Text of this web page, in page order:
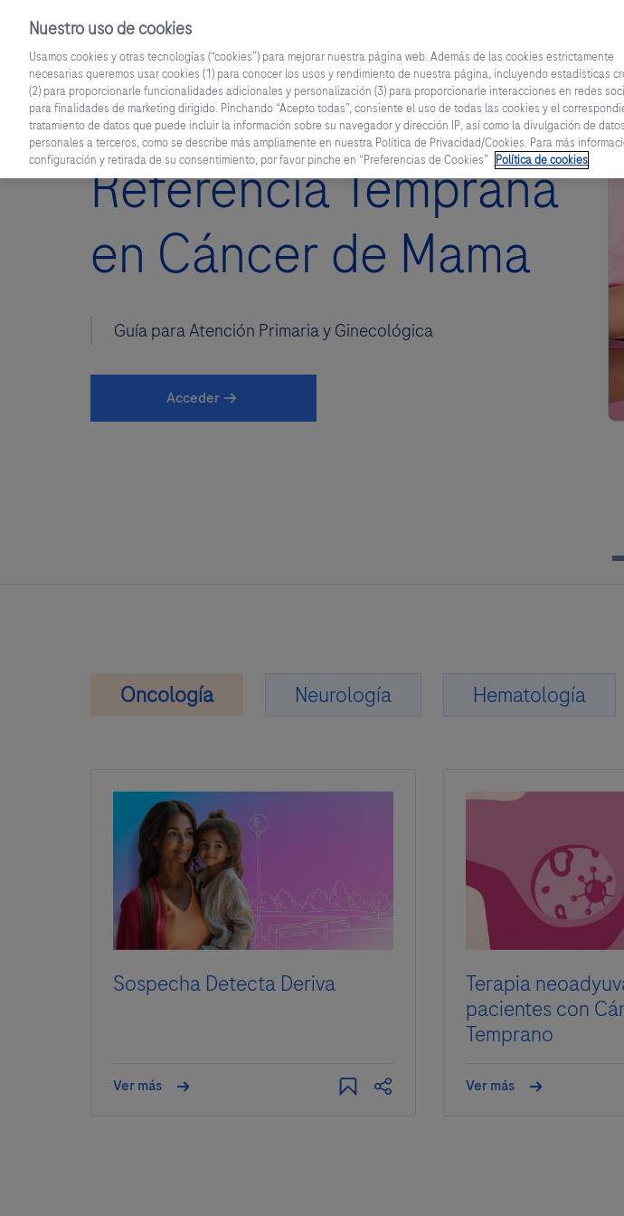
Inicio Áreas Terapéuticas Roche Campus Productos Información
Referencia Temprana
en Cáncer de Mama
Guía para Atención Primaria y Ginecológica
Acceder
Oncología Neurología Hematología
Sospecha Detecta Deriva
Ver más
Terapia
pacientes con
Temprano
Ver más
Nuestro uso de cookies
Usamos cookies y otras tecnologías (“cookies”) para mejorar nuestra página web. Además de las cookies estrictamente
necesarias queremos usar cookies (1) para conocer los usos y rendimiento de nuestra página, incluyendo estadísticas
(2) para proporcionarle funcionalidades adicionales y personalización (3) para proporcionarle interacciones en redes
para finalidades de marketing dirigido. Pinchando “Acepto todas”, consiente el uso de todas las cookies y el
tratamiento de datos que puede incluir la información sobre su navegador y dirección IP, así como la divulgación de datos
personales a terceros, como se describe más ampliamente en nuestra Política de Privacidad/Cookies. Para más
configuración y retirada de su consentimiento, por favor pinche en “Preferencias de Cookies” Política de cookies